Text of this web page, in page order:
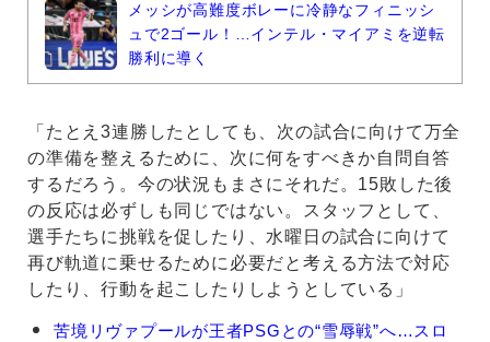
メッシが高難度ボレーに冷静なフィニッシ
ュで2ゴール！…インテル・マイアミを逆転
勝利に導く
「たとえ3連勝したとしても、次の試合に向けて万全
の準備を整えるために、次に何をすべきか自問自答
するだろう。今の状況もまさにそれだ。15敗した後
の反応は必ずしも同じではない。スタッフとして、
選手たちに挑戦を促したり、水曜日の試合に向けて
再び軌道に乗せるために必要だと考える方法で対応
したり、行動を起こしたりしようとしている」
ア
苦境リヴァプールが王者PSGとの“雪辱戦”へ…スロ